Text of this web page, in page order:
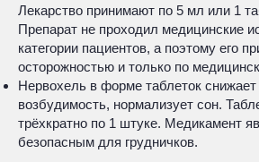
Лекарство принимают по 5 мл или 1
Препарат не проходил медицинские
категории пациентов, а поэтому его
осторожностью и только по
Нервохель в форме таблеток
возбудимость, нормализует сон.
трёхкратно по 1 штуке. Медикамент
безопасным для грудничков.